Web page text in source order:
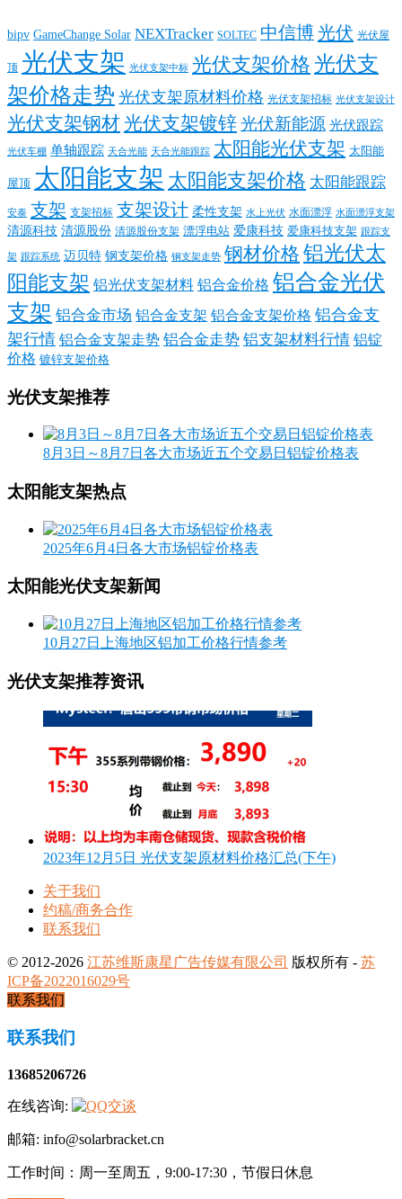
bipv GameChange Solar NEXTracker SOLTEC 中信博光伏 光伏屋
顶 光伏支架 光伏支架中标 光伏支架价格 光伏支
架价格走势 光伏支架原材料价格 光伏支架招标 光伏支架设计
光伏支架钢材光伏支架镀锌光伏新能源 光伏跟踪
光伏车棚 单轴跟踪 天合光能 天合光能跟踪 太阳能光伏支架 太阳能
屋顶 太阳能支架 太阳能支架价格 太阳能跟踪
安泰 支架 支架招标 支架设计 柔性支架 水上光伏 水面漂浮 水面漂浮支架
清源科技 清源股份 清源股份支架 漂浮电站 爱康科技 爱康科技支架 跟踪支
架 跟踪系统 迈贝特 钢支架价格 钢支架走势 钢材价格 铝光伏太
阳能支架 铝光伏支架材料 铝合金价格 铝合金光伏
支架 铝合金市场 铝合金支架 铝合金支架价格 铝合金支
架行情 铝合金支架走势 铝合金走势 铝支架材料行情 铝锭
价格 镀锌支架价格
光伏支架推荐
8月3日～8月7日各大市场近五个交易日铝锭价格表
太阳能支架热点
2025年6月4日各大市场铝锭价格表
太阳能光伏支架新闻
10月27日上海地区铝加工价格行情参考
光伏支架推荐资讯
2023年12月5日 光伏支架原材料价格汇总(下午)
关于我们
约稿/商务合作
联系我们
© 2012-2026 江苏维斯康星广告传媒有限公司 版权所有 - 苏
ICP备2022016029号
联系我们
联系我们
13685206726
在线咨询:
邮箱: info@solarbracket.cn
工作时间：周一至周五，9:00-17:30，节假日休息